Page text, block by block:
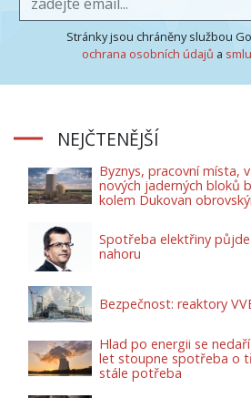
Stránky jsou chráněny službou
ochrana osobních údajů a
NEJČTENĚJŠÍ
Byznys, pracovní místa,
nových jaderných bloků
kolem Dukovan
Spotřeba elektřiny
nahoru
Bezpečnost: reaktory
Hlad po energii se
let stoupne spotřeba o
stále potřeba